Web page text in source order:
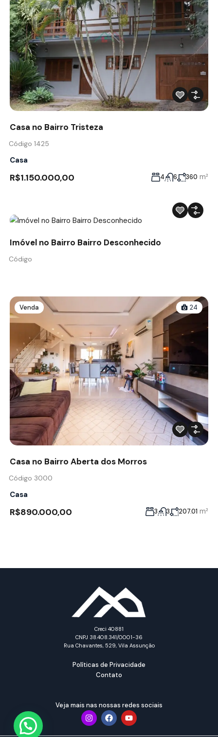
Casa no Bairro Tristeza
Código 1425
Casa
R$1.150.000,00 4 6 360 m²
Imóvel no Bairro Bairro Desconhecido
Código
Venda 24
Casa no Bairro Aberta dos Morros
Código 3000
Casa
R$890.000,00 3 3 207.01 m²
Creci 40881
CNPJ 38.408.341/0001-36
Rua Chavantes, 529, Vila Assunção
Políticas de Privacidade
Contato
Veja mais nas nossas redes sociais